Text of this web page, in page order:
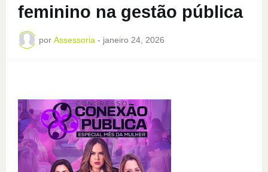
feminino na gestão pública
por Assessoria - janeiro 24, 2026